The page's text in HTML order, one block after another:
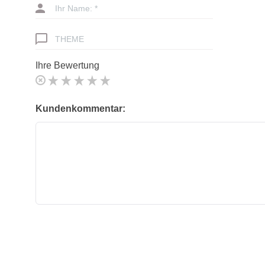
Ihr Name: *
THEME
Ihre Bewertung
Kundenkommentar: